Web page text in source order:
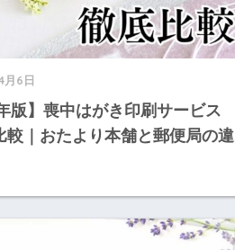
月6日
版】喪中はがき印刷サービス
較｜おたより本舗と郵便局の違